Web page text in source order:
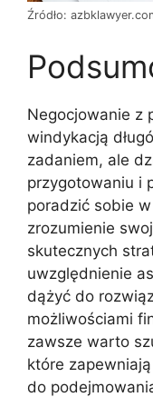
Źródło:
Negocjowanie z
windykacją
zadaniem, ale
przygotowaniu i
poradzić sobie
zrozumienie
skutecznych
uwzględnienie
dążyć do
możliwościami
zawsze warto
które
do